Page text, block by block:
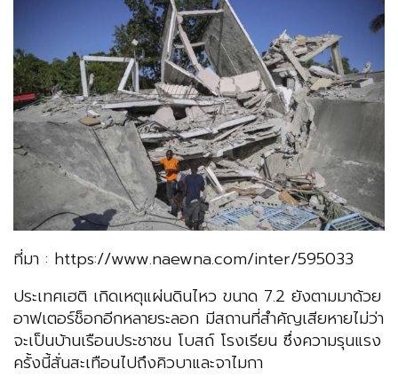
ที่มา : https://www.naewna.com/inter/595033
ประเทศเฮติ เกิดเหตุแผ่นดินไหว ขนาด 7.2 ยังตามมาด้วย
อาฟเตอร์ช็อกอีกหลายระลอก มีสถานที่สำคัญเสียหายไม่ว่า
จะเป็นบ้านเรือนประชาชน โบสถ์ โรงเรียน ซึ่งความรุนแรง
ครั้งนี้สั่นสะเทือนไปถึงคิวบาและจาไมกา